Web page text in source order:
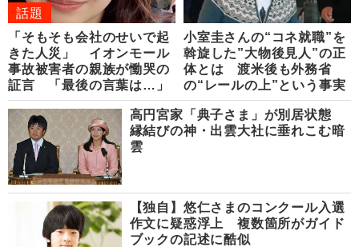
話題
「そもそも会社のせいで起
きた人災」 イオンモール
事故被害者の親族が慟哭の
証言 「最後の言葉は…」
小室圭さんの“コネ就職”を
斡旋した”大物後見人”の正
体とは 渡米後も外務省
の“レールの上”という事実
高円宮家「典子さま」が別居状態
縁結びの神・出雲大社に垂れこむ暗
雲
【独自】悠仁さまのコンクール入選
作文に疑惑浮上 複数箇所がガイド
ブックの記述に酷似